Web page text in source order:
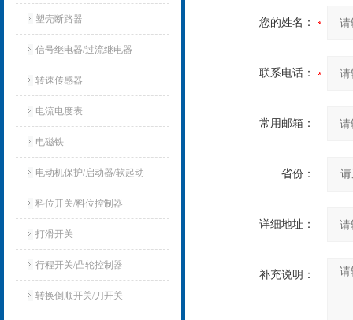
塑壳断路器
信号继电器/过流继电器
转速传感器
电流电度表
电磁铁
电动机保护/启动器/软起动
料位开关/料位控制器
打滑开关
行程开关/凸轮控制器
转换倒顺开关/刀开关
您的姓名：
联系电话：
常用邮箱：
省份：
详细地址：
补充说明：